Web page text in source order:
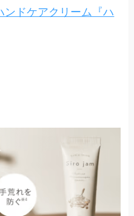
ンドケアクリーム『ハ